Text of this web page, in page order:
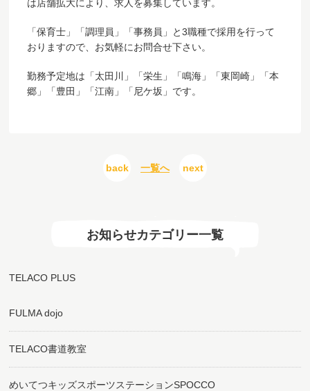
は店舗拡大により、求人を募集しています。
「保育士」「調理員」「事務員」と3職種で採用を行って
おりますので、お気軽にお問合せ下さい。
勤務予定地は「太田川」「栄生」「鳴海」「東岡崎」「本
郷」「豊田」「江南」「尼ケ坂」です。
back 一覧へ next
お知らせカテゴリー一覧
TELACO PLUS
FULMA dojo
TELACO書道教室
めいてつキッズスポーツステーションSPOCCO